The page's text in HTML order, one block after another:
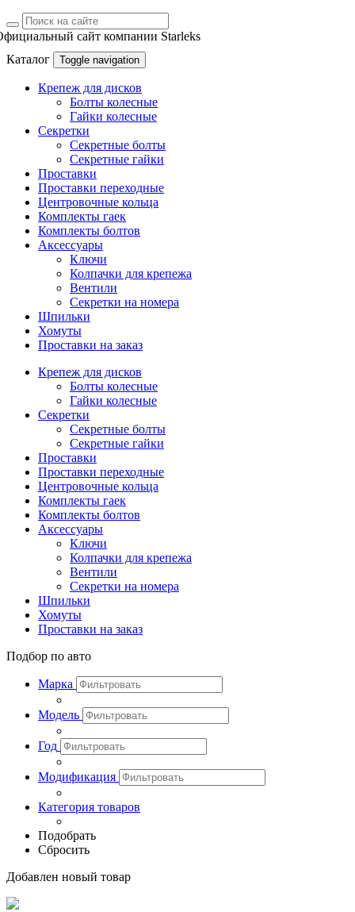
сайт компании Starleks
Каталог
Toggle navigation
Крепеж для дисков
Болты колесные
Гайки колесные
Секретки
Секретные болты
Секретные гайки
Проставки
Проставки переходные
Центровочные кольца
Комплекты гаек
Комплекты болтов
Аксессуары
Ключи
Колпачки для крепежа
Вентили
Секретки на номера
Шпильки
Хомуты
Проставки на заказ
Крепеж для дисков
Болты колесные
Гайки колесные
Секретки
Секретные болты
Секретные гайки
Проставки
Проставки переходные
Центровочные кольца
Комплекты гаек
Комплекты болтов
Аксессуары
Ключи
Колпачки для крепежа
Вентили
Секретки на номера
Шпильки
Хомуты
Проставки на заказ
Подбор по авто
Марка
Модель
Год
Модификация
Категория товаров
Подобрать
Сбросить
Добавлен новый товар